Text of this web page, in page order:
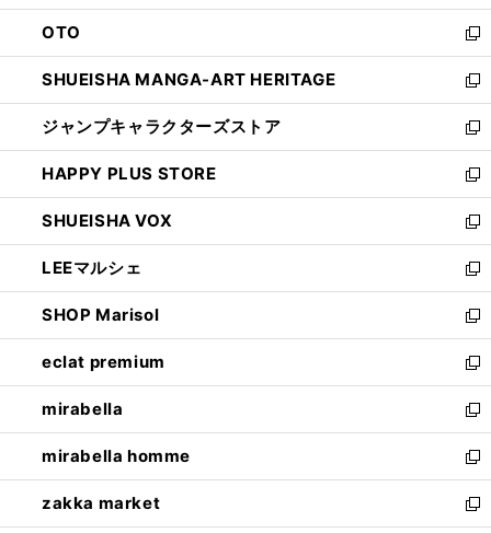
ウ
で
開
く
ン
ド
ウ
で
開
く
OTO
新
し
い
ウ
ィ
ン
ド
ウ
で
開
く
SHUEISHA MANGA-ART HERITAGE
新
し
い
ウ
ィ
ン
ド
ウ
で
開
く
ジャンプキャラクターズストア
新
し
い
ウ
ィ
ン
ド
ウ
で
開
く
HAPPY PLUS STORE
新
し
い
ウ
ィ
ン
ド
ウ
で
開
く
SHUEISHA VOX
新
し
い
ウ
ィ
ン
ド
ウ
で
開
く
LEEマルシェ
新
し
い
ウ
ィ
ン
ド
ウ
で
開
く
SHOP Marisol
新
し
い
ウ
ィ
ン
ド
ウ
で
開
eclat premium
新
し
い
ウ
ィ
ン
ド
ウ
mirabella
新
し
い
ウ
ィ
ン
mirabella homme
新
し
い
zakka market
新